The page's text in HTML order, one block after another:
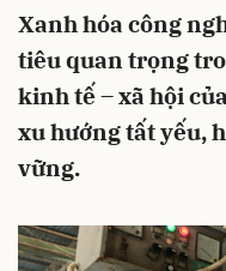
Xanh hóa công
tiêu quan trọng
kinh tế – xã hội
xu hướng tất yếu,
vững.